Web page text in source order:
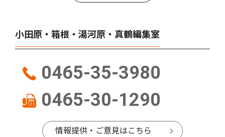
小田原・箱根・湯河原・真鶴編集室
0465-35-3980
0465-30-1290
情報提供・ご意見はこちら